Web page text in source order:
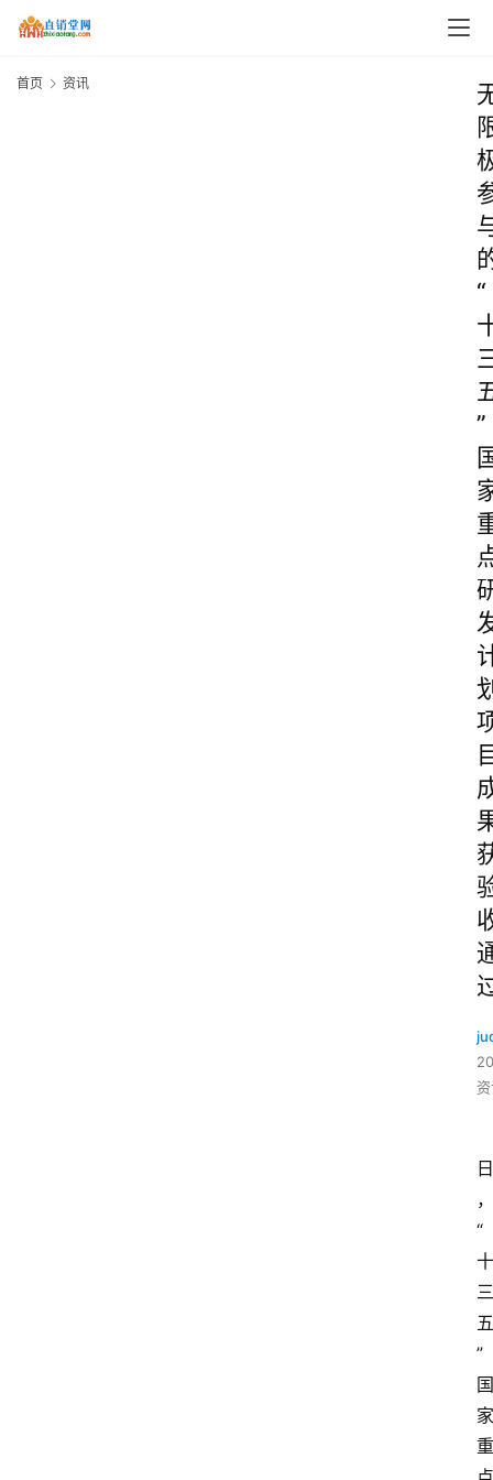
首页 资讯
“
”
日
，
“
十
三
五
”
国
家
重